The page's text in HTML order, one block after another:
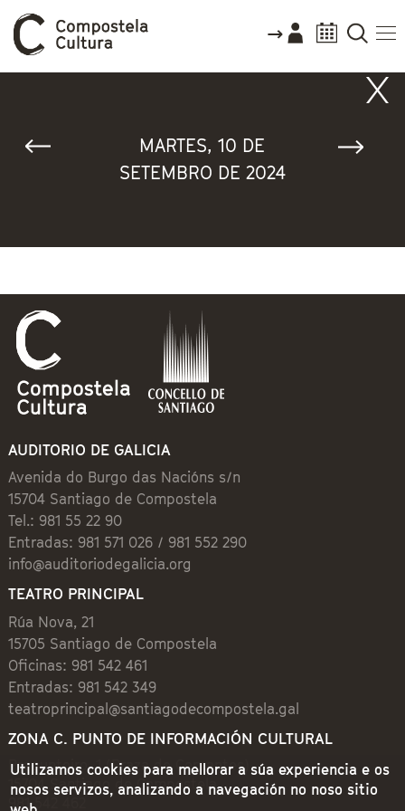
MARTES, 10 DE
SETEMBRO DE 2024
AUDITORIO DE GALICIA
Avenida do Burgo das Nacións s/n
15704 Santiago de Compostela
Tel.: 981 55 22 90
Entradas: 981 571 026 / 981 552 290
info@auditoriodegalicia.org
TEATRO PRINCIPAL
Rúa Nova, 21
15705 Santiago de Compostela
Oficinas: 981 542 461
Entradas: 981 542 349
teatroprincipal@santiagodecompostela.gal
ZONA C. PUNTO DE INFORMACIÓN CULTURAL
Preguntoiro, 1 (Praza de Cervantes)
15704 Santiago de Compostela
981 542 462
Utilizamos cookies para mellorar a súa experiencia e os
nosos servizos, analizando a navegación no noso sitio